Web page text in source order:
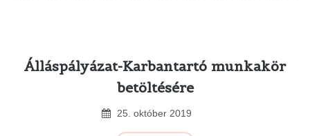
Álláspályázat-Karbantartó munkakör
betöltésére
25 október 2019